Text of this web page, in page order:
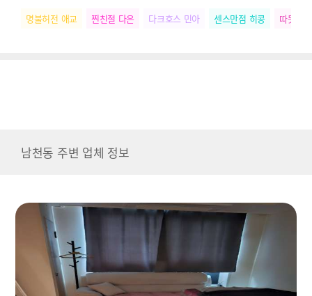
명불허전 애교 찐친절 다은 다크호스 민아 센스만점 히콩 따뜻한
남천동 주변 업체 정보